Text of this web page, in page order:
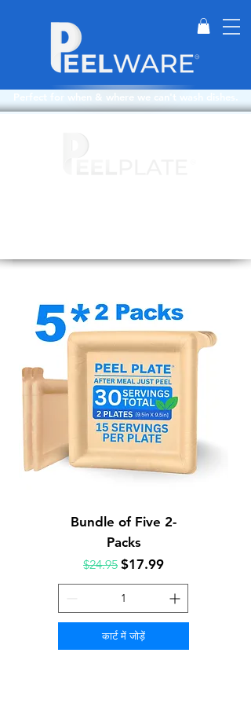
Perfect for when & where we can't wash dishes.
Bundle of Five 2-
Packs
नियमित मूल्य
$24.95 बिक्री मूल्य
$17.99
कार्ट में जोड़ें